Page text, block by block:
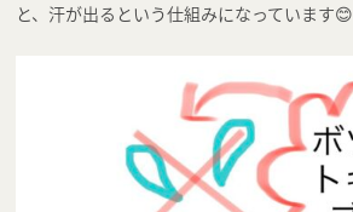
と、汗が出るという仕組みになっています😊